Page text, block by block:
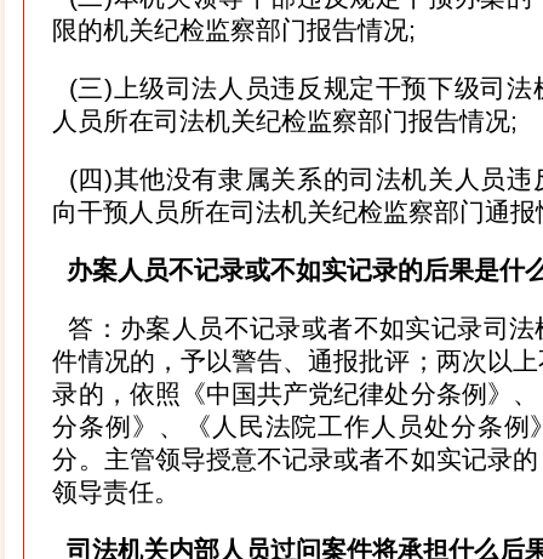
限的机关纪检监察部门报告情况;
(三)上级司法人员违反规定干预下级司法
人员所在司法机关纪检监察部门报告情况;
(四)其他没有隶属关系的司法机关人员违
向干预人员所在司法机关纪检监察部门通报
办案人员不记录或不如实记录的后果是什
答：办案人员不记录或者不如实记录司
件情况的，予以警告、通报批评；两次以
录的，依照《中国共产党纪律处分条例》
分条例》、《人民法院工作人员处分条例
分。主管领导授意不记录或者不如实记录
领导责任。
司法机关内部人员过问案件将承担什么后